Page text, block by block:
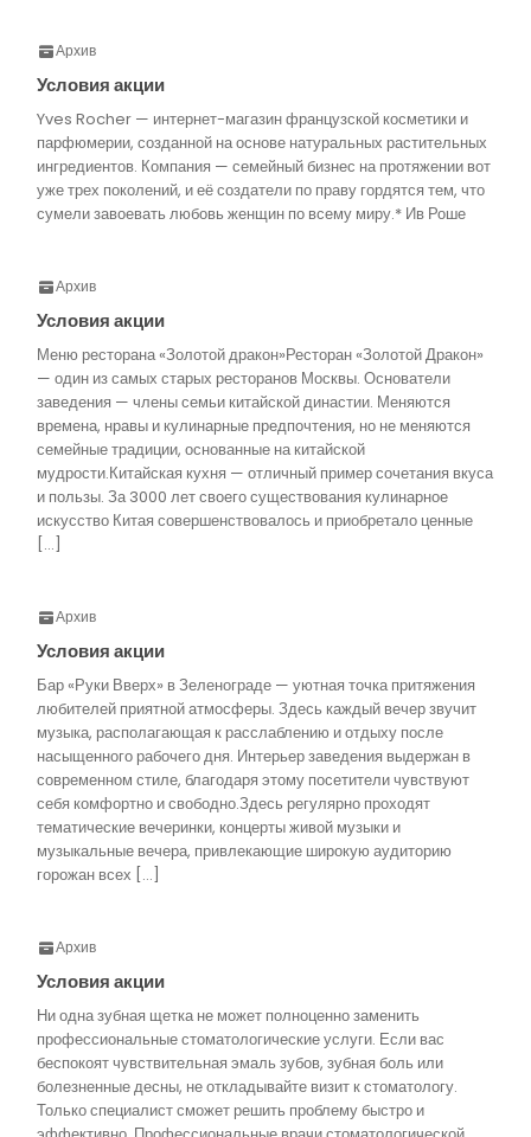
Архив
Условия акции
Yves Rocher — интернет-магазин французской косметики и
парфюмерии, созданной на основе натуральных растительных
ингредиентов. Компания — семейный бизнес на протяжении вот
уже трех поколений, и её создатели по праву гордятся тем, что
сумели завоевать любовь женщин по всему миру.* Ив Роше
Архив
Условия акции
Меню ресторана «Золотой дракон»Ресторан «Золотой Дракон»
— один из самых старых ресторанов Москвы. Основатели
заведения — члены семьи китайской династии. Меняются
времена, нравы и кулинарные предпочтения, но не меняются
семейные традиции, основанные на китайской
мудрости.Китайская кухня — отличный пример сочетания вкуса
и пользы. За 3000 лет своего существования кулинарное
искусство Китая совершенствовалось и приобретало ценные
[…]
Архив
Условия акции
Бар «Руки Вверх» в Зеленограде — уютная точка притяжения
любителей приятной атмосферы. Здесь каждый вечер звучит
музыка, располагающая к расслаблению и отдыху после
насыщенного рабочего дня. Интерьер заведения выдержан в
современном стиле, благодаря этому посетители чувствуют
себя комфортно и свободно.Здесь регулярно проходят
тематические вечеринки, концерты живой музыки и
музыкальные вечера, привлекающие широкую аудиторию
горожан всех […]
Архив
Условия акции
Ни одна зубная щетка не может полноценно заменить
профессиональные стоматологические услуги. Если вас
беспокоят чувствительная эмаль зубов, зубная боль или
болезненные десны, не откладывайте визит к стоматологу.
Только специалист сможет решить проблему быстро и